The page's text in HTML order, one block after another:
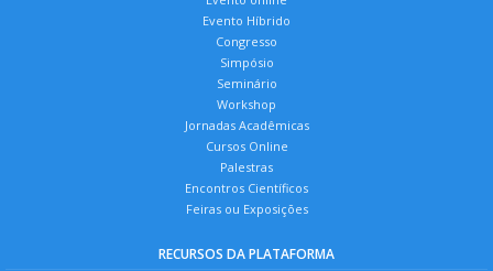
Evento Híbrido
Congresso
Simpósio
Seminário
Workshop
Jornadas Acadêmicas
Cursos Online
Palestras
Encontros Científicos
Feiras ou Exposições
RECURSOS DA PLATAFORMA